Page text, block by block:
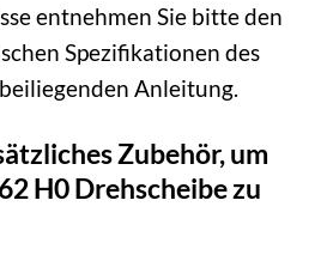
entnehmen Sie bitte den
Spezifikationen des
Anleitung.
Zubehör, um
H0 Drehscheibe zu